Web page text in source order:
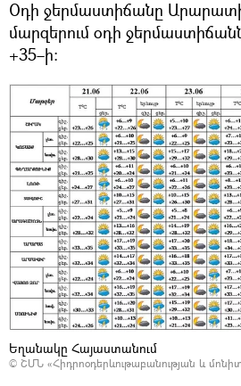
Օդի ջերմաստիճանը
մարզերում օդի
+35–ի։
Եղանակը Հայաստանում
© ՇՄՆ «Հիդրոօդերևութաբանության և